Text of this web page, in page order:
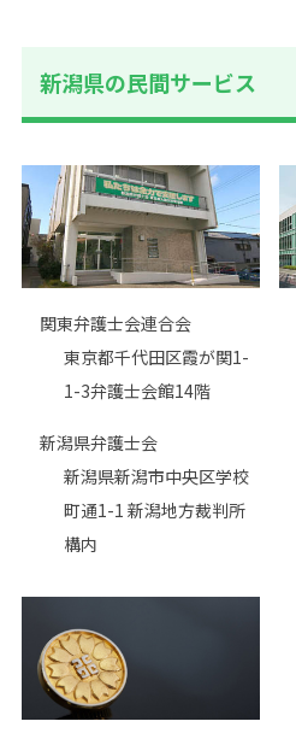
新潟県の⺠間サービス
関東弁護士会連合会
東京都千代田区霞が関1-
1-3弁護士会館14階
新潟県弁護士会
新潟県新潟市中央区学校
町通1-1 新潟地方裁判所
構内